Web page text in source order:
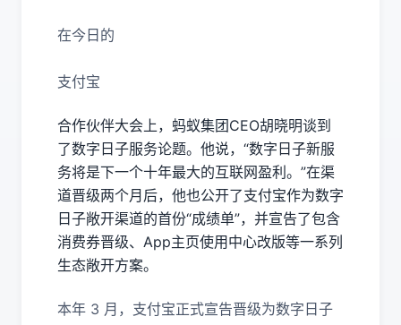
在今日的
支付宝
合作伙伴大会上，蚂蚁集团CEO胡晓明谈到
了数字日子服务论题。他说，“数字日子新服
务将是下一个十年最大的互联网盈利。”在渠
道晋级两个月后，他也公开了支付宝作为数字
日子敞开渠道的首份“成绩单”，并宣告了包含
消费券晋级、App主页使用中心改版等一系列
生态敞开方案。
本年 3 月，支付宝正式宣告晋级为数字日子